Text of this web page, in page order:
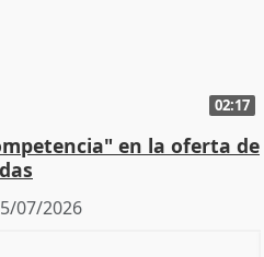
02:17
en la oferta de
07/2026